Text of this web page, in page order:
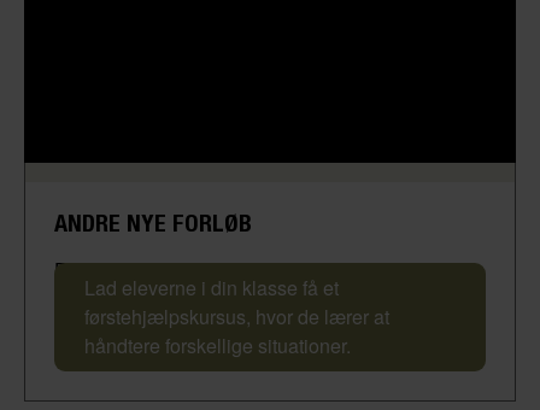
ANDRE NYE FORLØB
Førstehjælpskursus
Lad eleverne i din klasse få et
førstehjælpskursus, hvor de lærer at
håndtere forskellige situationer.